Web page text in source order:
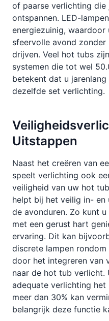
of paarse verlichting
ontspannen. LED-
energiezuinig, waardoor
sfeervolle avond
drijven. Veel hot tubs
systemen die tot wel
betekent dat u
dezelfde set verlichting.
Uitstappen
Naast het creëren van
speelt verlichting ook
veiligheid van uw hot
helpt bij het veilig in-
de avonduren. Zo kunt
met een gerust hart
ervaring. Dit kan
discrete lampen
door het integreren van
naar de hot tub
adequate verlichting
meer dan 30% kan
belangrijk deze functie